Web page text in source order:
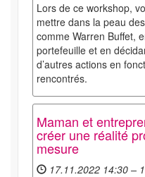
Lors de ce workshop,
mettre dans la peau
comme Warren Buffet,
portefeuille et en
d’autres actions en
rencontrés.
Maman et
créer une réalité
mesure
17.11.2022 14:30 –